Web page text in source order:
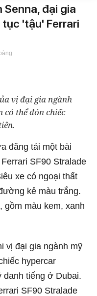
đại gia
tục 'tậu' Ferrari
vị đại gia ngành
có thể đón chiếc
đăng tải một bài
SF90 Stralade
xe có ngoại thất
kẻ màu trắng.
gồm màu kem, xanh
vị đại gia ngành mỹ
hypercar
danh tiếng ở Dubai.
SF90 Stralade